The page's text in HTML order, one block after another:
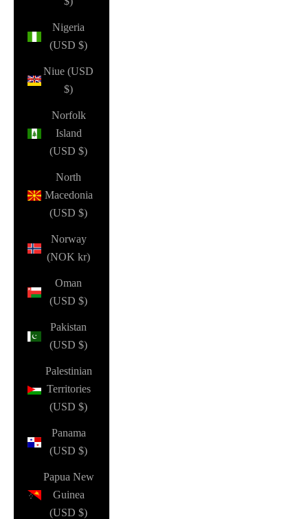
Nigeria
(USD $)
Niue (USD
$)
Norfolk
Island
(USD $)
North
Macedonia
(USD $)
Norway
(NOK kr)
Oman
(USD $)
Pakistan
(USD $)
Palestinian
Territories
(USD $)
Panama
(USD $)
Papua New
Guinea
(USD $)